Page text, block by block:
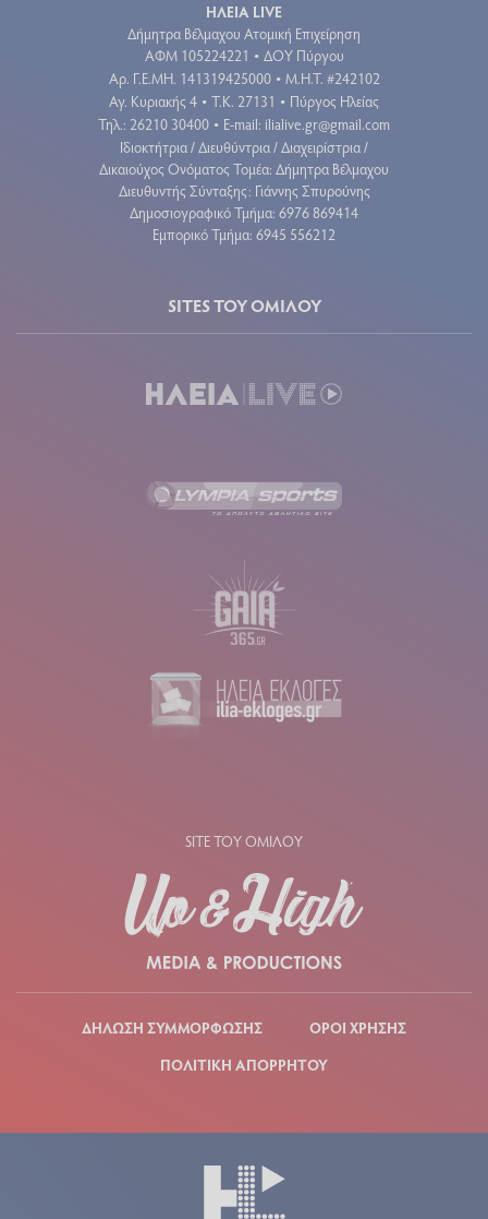
ΗΛΕΙΑ LIVE
Δήμητρα Βέλμαχου Ατομική Επιχείρηση
ΑΦΜ 105224221 • ΔΟΥ Πύργου
Aρ. Γ.Ε.ΜΗ. 141319425000 • Μ.Η.Τ. #242102
Αγ. Κυριακής 4 • Τ.Κ. 27131 • Πύργος Ηλείας
Τηλ.: 26210 30400 • E-mail: ilialive.gr@gmail.com
Ιδιοκτήτρια / Διευθύντρια / Διαχειρίστρια /
Δικαιούχος Ονόματος Τομέα: Δήμητρα Βέλμαχου
Διευθυντής Σύνταξης: Γιάννης Σπυρούνης
Δημοσιογραφικό Τμήμα: 6976 869414
Εμπορικό Τμήμα: 6945 556212
SITES ΤΟΥ ΟΜΙΛΟΥ
SITE ΤΟΥ ΟΜΙΛΟΥ
ΔΗΛΩΣΗ ΣΥΜΜΟΡΦΩΣΗΣ
ΟΡΟΙ ΧΡΗΣΗΣ
ΠΟΛΙΤΙΚΗ ΑΠΟΡΡΗΤΟΥ